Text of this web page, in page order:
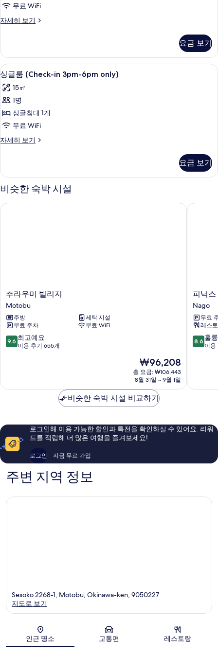
두
기
only)
자
세
기
글
침
개,
바
다
전
망
(Check-
in
3pm-
사
진
모
두
무료 WiFi
자세히 보기
싱
퍼
싱
글
침
대
바
다
망
6pm
only)
세
요금 보기
싱
글
룸
(Check-
in
3pm-
6pm
진
모
두
싱글룸 (Check-in 3pm-6pm only) | 책
7
싱글룸 (Check-in 3pm-6pm only)
15㎡
1명
싱글침대 1개
무료 WiFi
자세히 보기
싱
in
3pm-
6pm
only)
자
요금 보기
비슷한 숙박 시설
추
라
우
미
빌
리
지
추라우미 빌리지
Motobu
주방
세탁 시설
무료 주차
무료 WiFi
10
점
점,
요,
용
후
개
9.6 최고예요
이용 후기 655개
현
재
요
₩96,208
₩96,208
총 요금: ₩106,443
8월 31일 ~ 9월 1일
추라우미 빌리지
피
닉
스
파
크
호
텔
피닉
Nago
무료
레스
10
점
점,
요,
이
8.6 훌
이용
피닉스
비슷한 숙박 시설 비교하기
로그인해 이용 가능한 할인과 특전을 확인하실 수 있어요. 리워
드를 적립해 더 많은 여행을 즐겨보세요!
로그인 지금 무료 가입
주변 지역 정보
지도
Sesoko 2268-1, Motobu, Okinawa-ken, 9050227
지도로 보기
인근 명소 교통편 레스토랑